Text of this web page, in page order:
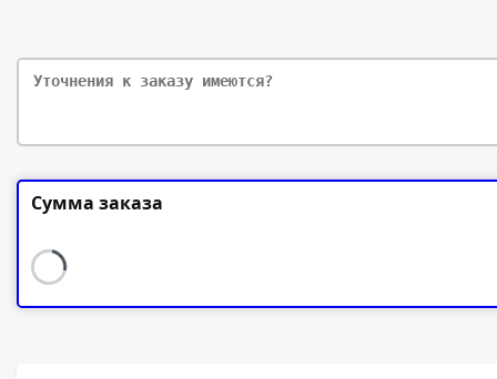
Сумма заказа